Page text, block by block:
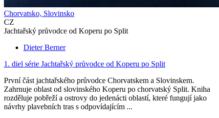
Chorvatsko, Slovinsko
CZ
Jachtařský průvodce od Koperu po Split
Dieter Berner
1. diel série Jachtařský průvodce od Koperu po Split
První část jachtařského průvodce Chorvatskem a Slovinskem.
Zahrnuje oblast od slovinského Koperu po chorvatský Split. Kniha
rozděluje pobřeží a ostrovy do jedenácti oblastí, které fungují jako
návrhy plavebních tras s odpovídajícím ...